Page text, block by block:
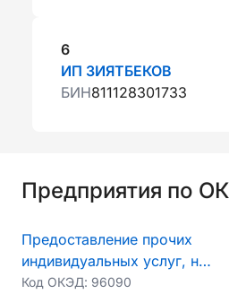
6
ИП ЗИЯТБЕКОВ
БИН811128301733
Предприятия по
Предоставление прочих
индивидуальных услуг, не
включенных в другие
Код ОКЭД: 96090